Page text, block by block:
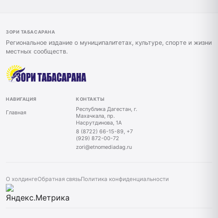
ЗОРИ ТАБАСАРАНА
Региональное издание о муниципалитетах, культуре, спорте и жизни
местных сообществ.
НАВИГАЦИЯ
Главная
КОНТАКТЫ
Республика Дагестан, г.
Махачкала, пр.
Насрутдинова, 1А
8 (8722) 66-15-89, +7
(929) 872-00-72
zori@etnomediadag.ru
О холдингеОбратная связьПолитика конфиденциальности